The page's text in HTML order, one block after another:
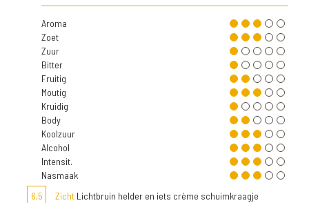
Aroma
Zoet
Zuur
Bitter
Fruitig
Moutig
Kruidig
Body
Koolzuur
Alcohol
Intensit.
Nasmaak
6,5
Zicht Lichtbruin helder en iets crème schuimkraagje